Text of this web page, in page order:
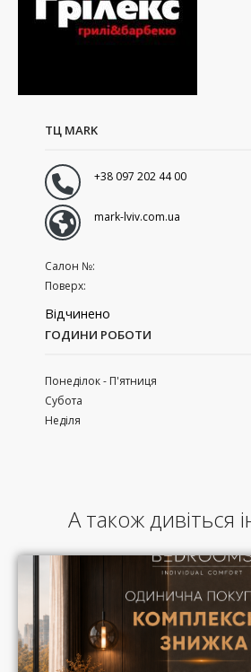
ТЦ MARK
+38 097 202 44 00
mark-lviv.com.ua
Салон №:
Поверх:
Відчинено
ГОДИНИ РОБОТИ
Понеділок - П'ятниця
Субота
Неділя
А також дивіться